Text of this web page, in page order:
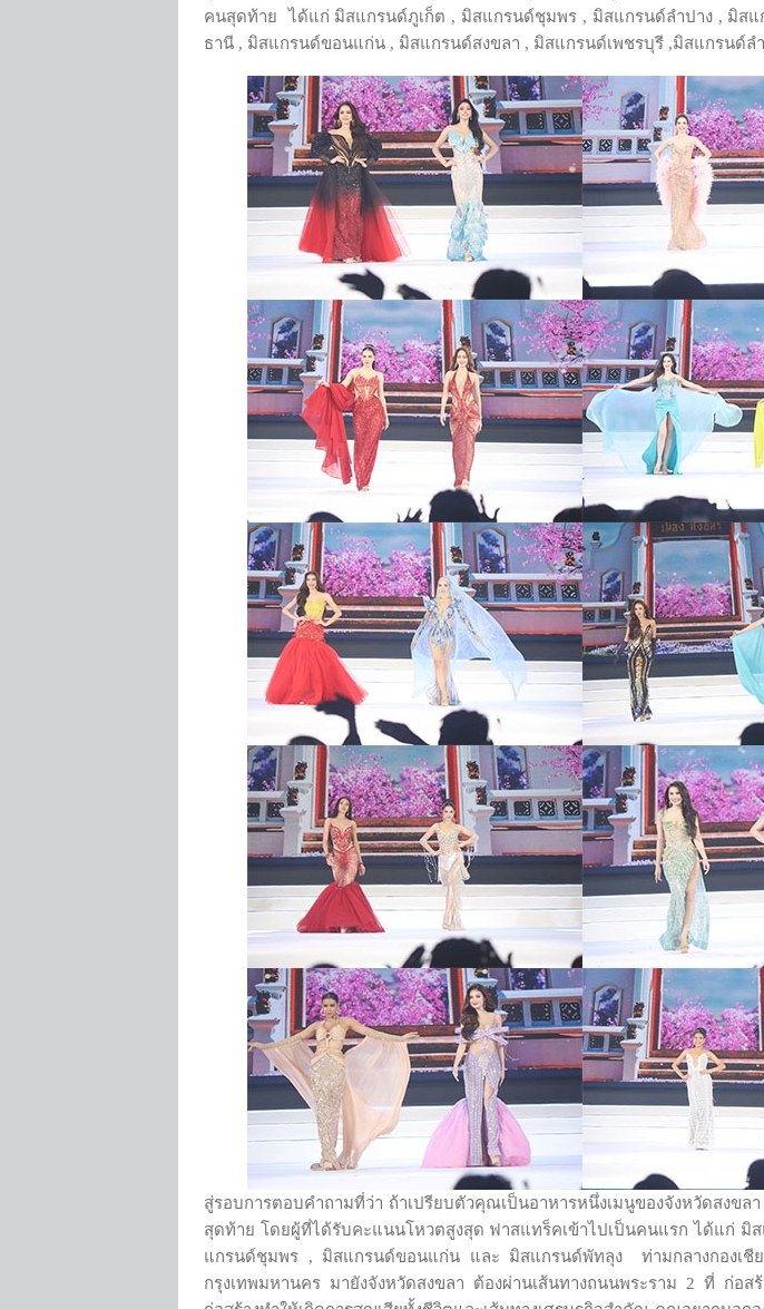
คนสุดท้าย ได้แก่ มิสแกรนด์ภูเก็ต , มิสแกรนด์ชุมพร , มิสแกรนด์ลำปาง , มิ
ธานี , มิสแกรนด์ขอนแก่น , มิสแกรนด์สงขลา , มิสแกรนด์เพชรบุรี ,มิสแกรนด์ล
สู่รอบการตอบคำถามที่ว่า ถ้าเปรียบตัวคุณเป็นอาหารหนึ่งเมนูของจังหวัดสงข
สุดท้าย โดยผู้ที่ได้รับคะแนนโหวตสูงสุด ฟาสแทร็คเข้าไปเป็นคนแรก ได้แก่
แกรนด์ชุมพร , มิสแกรนด์ขอนแก่น และ มิสแกรนด์พัทลุง ท่ามกลางกองเชีย
กรุงเทพมหานคร มายังจังหวัดสงขลา ต้องผ่านเส้นทางถนนพระราม 2 ที่ ก่อส